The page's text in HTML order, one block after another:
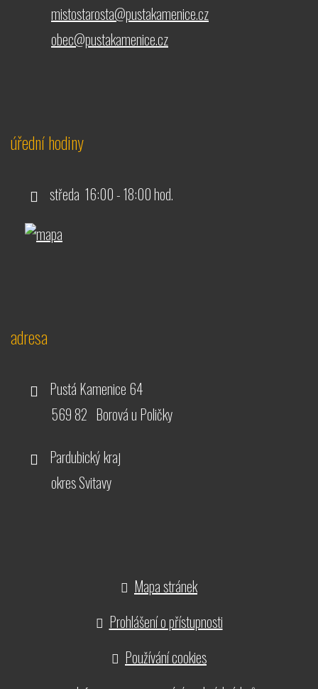
mistostarosta@pustakamenice.cz
obec@pustakamenice.cz
úřední hodiny
středa 16:00 - 18:00 hod.
adresa
Pustá Kamenice 64
569 82 Borová u Poličky
Pardubický kraj
okres Svitavy
Mapa stránek
Prohlášení o přístupnosti
Používání cookies